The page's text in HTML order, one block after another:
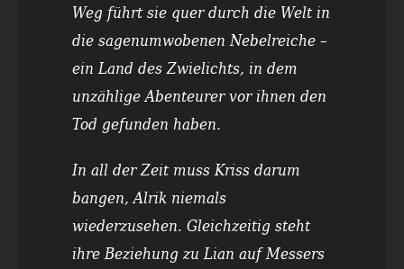
Weg führt sie quer durch die Welt in
die sagenumwobenen Nebelreiche –
ein Land des Zwielichts, in dem
unzählige Abenteurer vor ihnen den
Tod gefunden haben.
In all der Zeit muss Kriss darum
bangen, Alrik niemals
wiederzusehen. Gleichzeitig steht
ihre Beziehung zu Lian auf Messers